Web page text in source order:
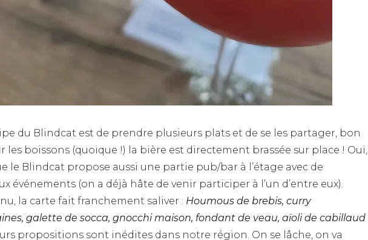
du Blindcat est de prendre plusieurs plats et de se les partager, bon
les boissons (quoique !) la bière est directement brassée sur place ! Oui,
le Blindcat propose aussi une partie pub/bar à l’étage avec de
événements (on a déjà hâte de venir participer à l’un d’entre eux).
la carte fait franchement saliver : Houmous de brebis, curry
galette de socca, gnocchi maison, fondant de veau, aïoli de cabillaud
propositions sont inédites dans notre région. On se lâche, on va